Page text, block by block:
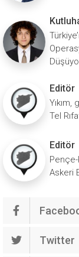
Editör
Yıkım,
Tel
Editör
Pençe-
Askeri
Twitter